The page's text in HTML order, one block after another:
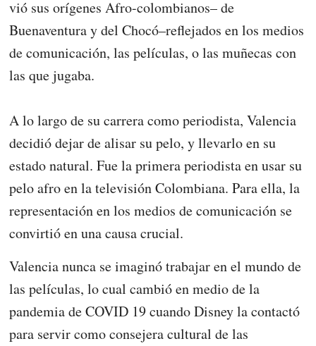
vió sus orígenes Afro-colombianos– de
Buenaventura y del Chocó–reflejados en los medios
de comunicación, las películas, o las muñecas con
las que jugaba.
A lo largo de su carrera como periodista, Valencia
decidió dejar de alisar su pelo, y llevarlo en su
estado natural. Fue la primera periodista en usar su
pelo afro en la televisión Colombiana. Para ella, la
representación en los medios de comunicación se
convirtió en una causa crucial.
Valencia nunca se imaginó trabajar en el mundo de
las películas, lo cual cambió en medio de la
pandemia de COVID 19 cuando Disney la contactó
para servir como consejera cultural de las